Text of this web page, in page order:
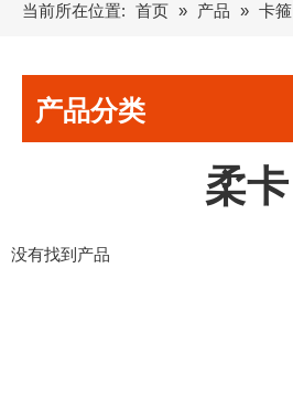
当前所在位置: 首页 » 产品 » 卡箍
产品分类
柔卡
没有找到产品